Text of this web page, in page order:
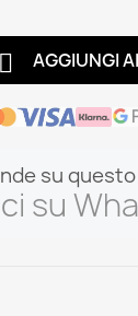
 AGGIUNGI
su
su